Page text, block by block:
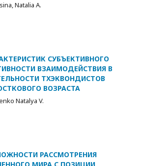
Natalia A.
СУБЪЕКТИВНОГО
ВЗАИМОДЕЙСТВИЯ В
ТХЭКВОНДИСТОВ
ВОЗРАСТА
Natalya V.
РАССМОТРЕНИЯ